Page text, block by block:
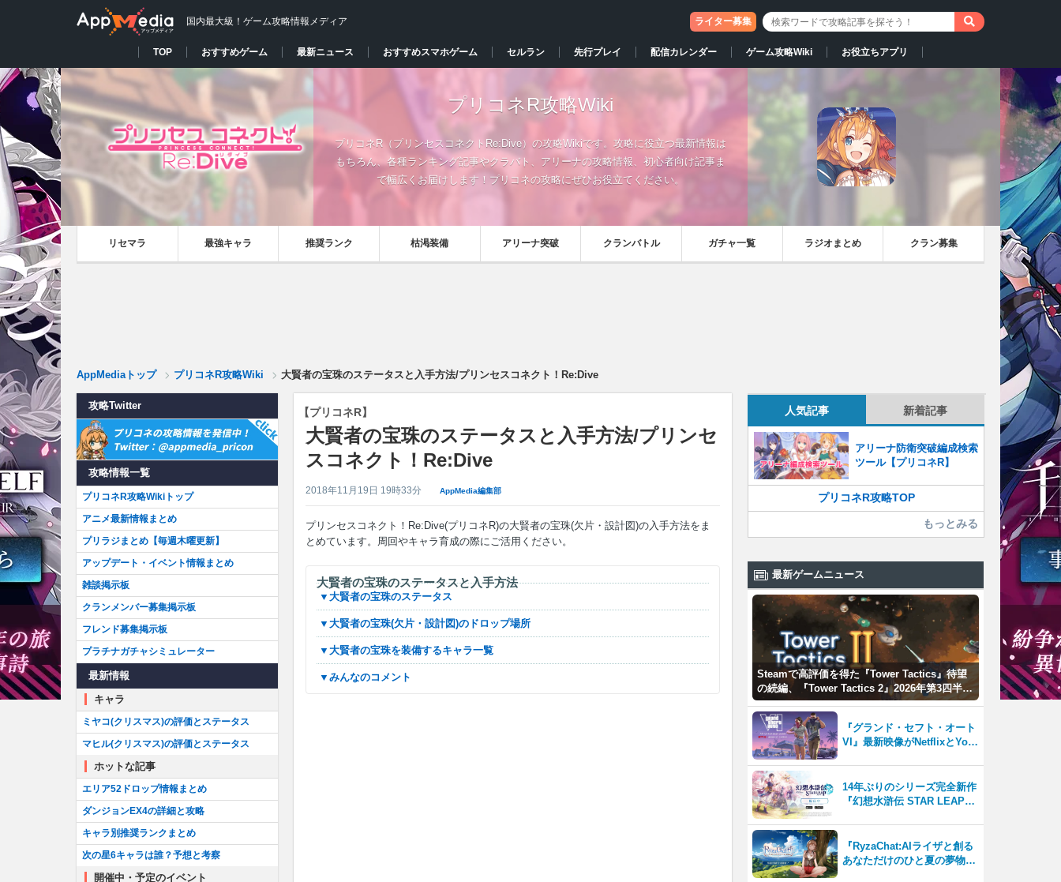
国内最大級！ゲーム攻略情報メディア ライター募集
TOP おすすめゲーム 最新ニュース おすすめスマホゲーム セルラン 先行プレイ 配信カレンダー ゲーム攻略Wiki お役立ちアプリ
プリコネR攻略Wiki
プリコネR（プリンセスコネクトRe:Dive）の攻略Wikiです。攻略に役立つ最新情報は
もちろん、各種ランキング記事やクラバト、アリーナの攻略情報、初心者向け記事ま
で幅広くお届けします！プリコネの攻略にぜひお役立てください。
リセマラ 最強キャラ 推奨ランク 枯渇装備 アリーナ突破 クランバトル ガチャ一覧 ラジオまとめ クラン募集
AppMediaトップ プリコネR攻略Wiki 大賢者の宝珠のステータスと入手方法/プリンセスコネクト！Re:Dive
【プリコネR】
大賢者の宝珠のステータスと入手方法/プリンセ
スコネクト！Re:Dive
2018年11月19日 19時33分 AppMedia編集部
プリンセスコネクト！Re:Dive(プリコネR)の大賢者の宝珠(欠片・設計図)の入手方法をま
とめています。周回やキャラ育成の際にご活用ください。
大賢者の宝珠のステータスと入手方法
▼大賢者の宝珠のステータス
▼大賢者の宝珠(欠片・設計図)のドロップ場所
▼大賢者の宝珠を装備するキャラ一覧
▼みんなのコメント
攻略Twitter
攻略情報一覧
プリコネR攻略Wikiトップ
アニメ最新情報まとめ
プリラジまとめ【毎週木曜更新】
アップデート・イベント情報まとめ
雑談掲示板
クランメンバー募集掲示板
フレンド募集掲示板
プラチナガチャシミュレーター
最新情報
キャラ
ミヤコ(クリスマス)の評価とステータス
マヒル(クリスマス)の評価とステータス
ホットな記事
エリア52ドロップ情報まとめ
ダンジョンEX4の詳細と攻略
キャラ別推奨ランクまとめ
次の星6キャラは誰？予想と考察
開催中・予定のイベント
人気記事 新着記事
アリーナ防衛突破編成検索
ツール【プリコネR】
プリコネR攻略TOP
もっとみる
最新ゲームニュース
Steamで高評価を得た『Tower Tactics』待望
の続編、『Tower Tactics 2』2026年第3四半期
に早期アクセス開始
『グランド・セフト・オート
VI』最新映像がNetflixとYou
14年ぶりのシリーズ完全新作
『幻想水滸伝 STAR LEAP』
『RyzaChat:AIライザと創る
あなただけのひと夏の夢物